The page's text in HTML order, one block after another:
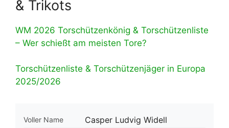
& Trikots
WM 2026 Torschützenkönig & Torschützenliste
– Wer schießt am meisten Tore?
Torschützenliste & Torschützenjäger in Europa
2025/2026
Voller Name Casper Ludvig Widell